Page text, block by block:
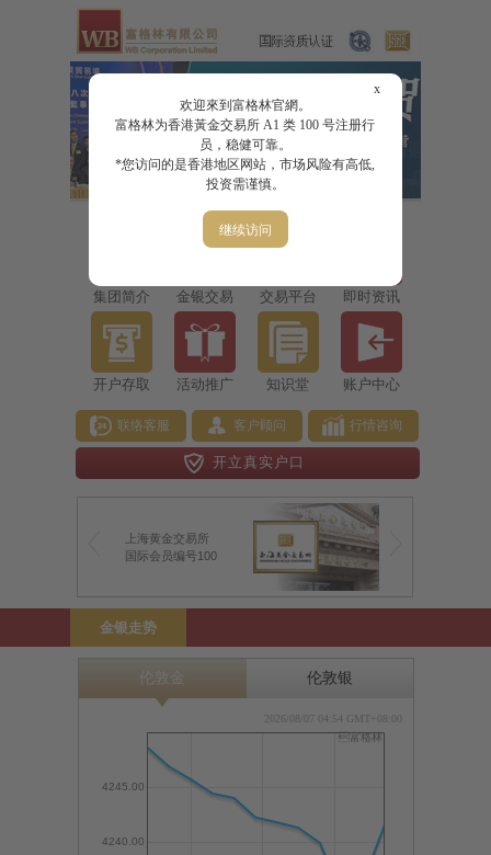
x
欢迎來到富格林官網。
富格林为香港黃金交易所 A1 类 100 号注册行
员，稳健可靠。
*您访问的是香港地区网站，市场风险有高低,
投资需谨慎。
继续访问
集团简介 金银交易 交易平台 即时资讯
开户存取 活动推广 知识堂 账户中心
联络客服 客户顾问 行情咨询
开立真实户口
上海黄金交易所
国际会员编号100
金银走势